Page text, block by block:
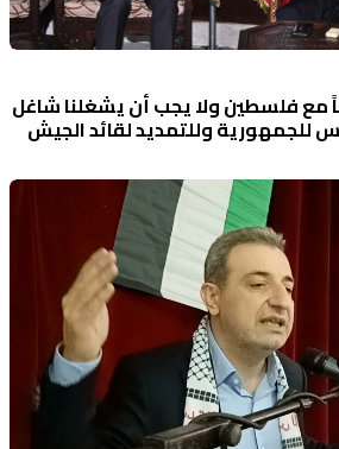
مع فلسطين ولا يجب أن يشغلنا شاغل
للجمهورية وللتمديد لقائد الجيش